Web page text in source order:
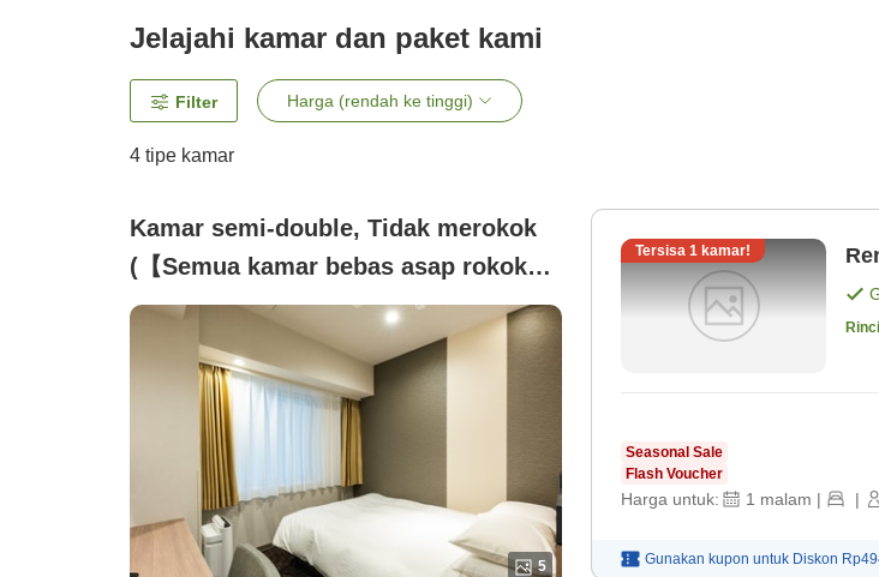
Jelajahi kamar dan paket kami
Filter Harga (rendah ke tinggi)
4 tipe kamar
Kamar semi-double, Tidak merokok
(【Semua kamar bebas asap rokok】
Semi-double (dengan bathtub))
5
Tersisa 1 kamar!
Seasonal Sale
Flash Voucher
Harga untuk: 1 malam | |
Gunakan kupon untuk Diskon